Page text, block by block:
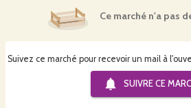
Ce marché n'a pas
Suivez ce marché pour recevoir un mail à
SUIVRE CE